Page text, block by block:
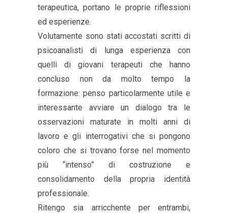
terapeutica, portano le proprie riflessioni
ed esperienze.
Volutamente sono stati accostati scritti di
psicoanalisti di lunga esperienza con
quelli di giovani terapeuti che hanno
concluso non da molto tempo la
formazione: penso particolarmente utile e
interessante avviare un dialogo tra le
osservazioni maturate in molti anni di
lavoro e gli interrogativi che si pongono
coloro che si trovano forse nel momento
più “intenso” di costruzione e
consolidamento della propria identità
professionale.
Ritengo sia arricchente per entrambi,